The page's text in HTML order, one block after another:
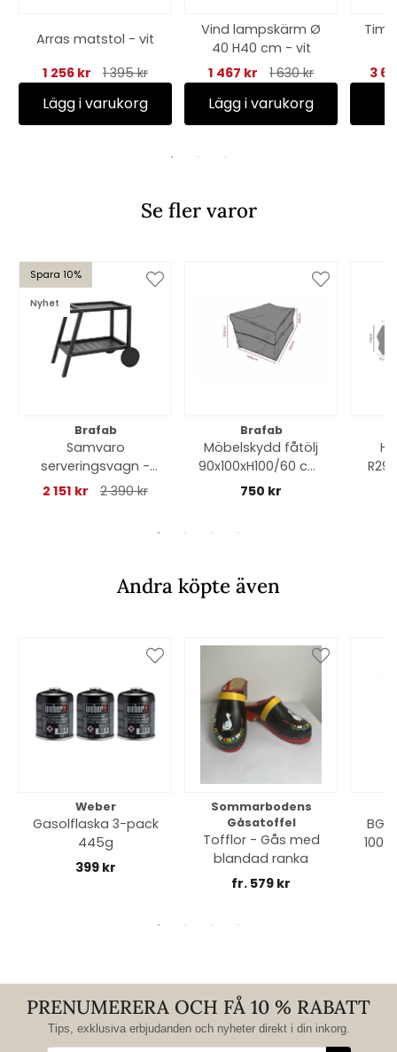
Arras matstol - vit
1 256 kr
1 395 kr
Lägg i varukorg
Vind lampskärm Ø
40 H40 cm - vit
1 467 kr
1 630 kr
Lägg i varukorg
3
Se fler varor
Spara 10%
Nyhet
Brafab
Samvaro
serveringsvagn -
svart
2 151 kr 2 390 kr
Brafab
Möbelskydd fåtölj
90x100xH100/60 cm,
andas - svart
750 kr
Andra köpte även
Weber
Gasolflaska 3-pack
445g
399 kr
Sommarbodens
Gåsatoffel
Tofflor - Gås med
blandad ranka
fr. 579 kr
PRENUMERERA OCH FÅ 10 % RABATT
Tips, exklusiva erbjudanden och nyheter direkt i din inkorg.